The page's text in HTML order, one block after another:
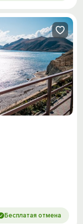
Бесплатая отмена